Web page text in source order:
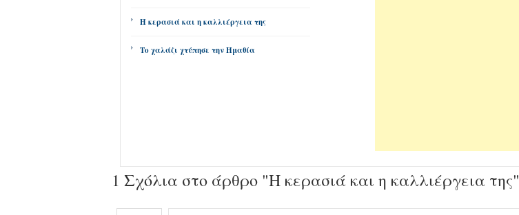
Η κερασιά και η καλλιέργεια της
Το χαλάζι χτύπησε την Ημαθία
1 Σχόλια στο άρθρο "Η κερασιά και η καλλιέργεια της"